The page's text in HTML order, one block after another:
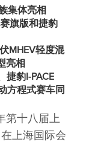
集体亮相
赛旗版和捷豹
伏MHEV轻度混
亮相
捷豹I‑PACE
方程式赛车同
第十八届上
上海国际会